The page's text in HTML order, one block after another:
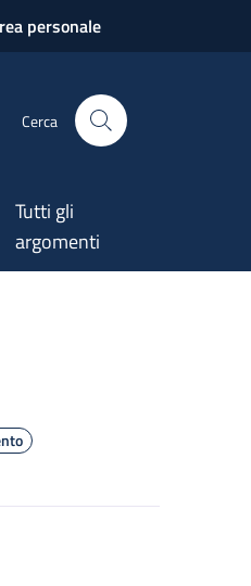
personale
Cerca
Tutti gli
argomenti